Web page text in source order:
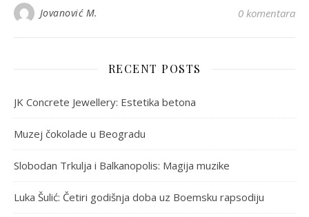
Jovanović M. 0 komentara
RECENT POSTS
JK Concrete Jewellery: Estetika betona
Muzej čokolade u Beogradu
Slobodan Trkulja i Balkanopolis: Magija muzike
Luka Šulić: Četiri godišnja doba uz Boemsku rapsodiju